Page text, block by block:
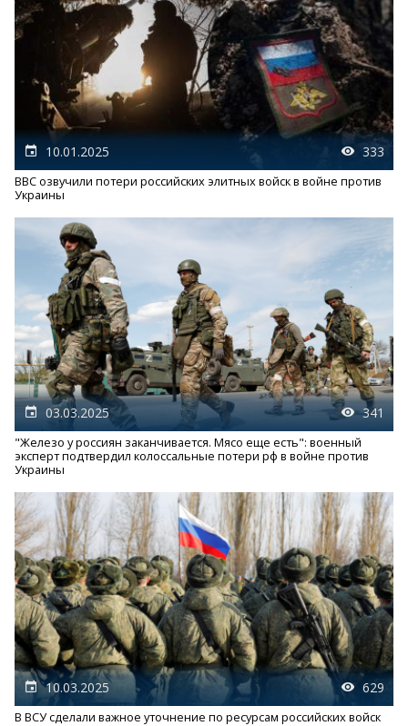
10.01.2025 333
ВВС озвучили потери российских элитных войск в войне против
Украины
03.03.2025 341
"Железо у россиян заканчивается. Мясо еще есть": военный
эксперт подтвердил колоссальные потери рф в войне против
Украины
10.03.2025 629
В ВСУ сделали важное уточнение по ресурсам российских войск